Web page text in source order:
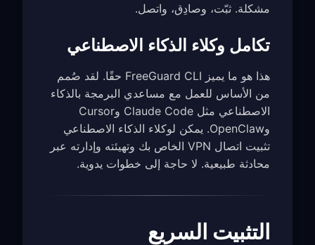
مشكلة. ثبّت، وصادِق، واتصل.
تكامل وكلاء الذكاء الاصطناعي
هذا هو ما يميز FreeGuard CLI حقًا. لقد صُمم
من الأساس للعمل مع مساعدي البرمجة بالذكاء
الاصطناعي مثل Claude Code وCursor
وOpenClaw. يمكن لوكلاء الذكاء الاصطناعي
تثبيت اتصال VPN الخاص بك وتهيئته وإدارته عبر
محادثة طبيعية. لا حاجة إلى خطوات يدوية.
التثبيت السريع